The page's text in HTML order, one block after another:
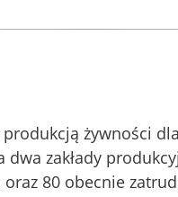
żywności
zakłady
80 obecnie